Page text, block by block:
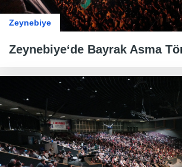
Zeynebiye
Zeynebiye‘de Bayrak Asma